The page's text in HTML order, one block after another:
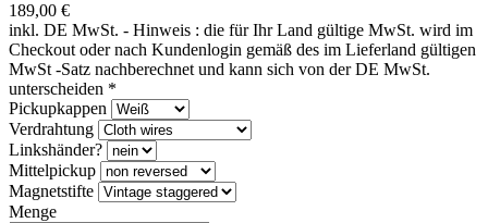
189,00 €
inkl. DE MwSt. - Hinweis : die für Ihr Land gültige MwSt. wird im
Checkout oder nach Kundenlogin gemäß des im Lieferland gültigen
MwSt -Satz nachberechnet und kann sich von der DE MwSt.
unterscheiden *
Pickupkappen
Verdrahtung
Linkshänder?
Mittelpickup
Magnetstifte
Menge